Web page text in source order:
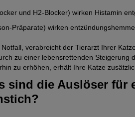
und H2-Blocker) wirken Histamin
Präparate) wirken
verabreicht der Tierarzt Ihrer
zu einer lebensrettenden Steigerung
zu erhöhen, erhält Ihre Katze
sind die Auslöser für